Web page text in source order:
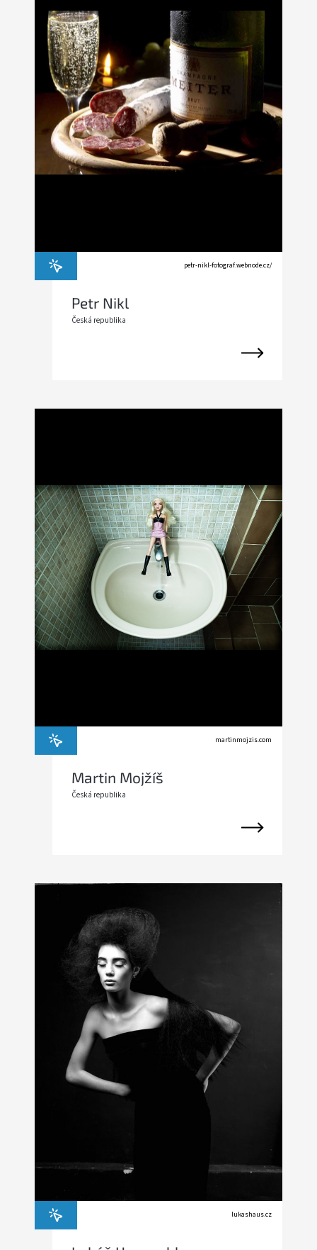
petr-nikl-fotograf.webnode.cz/
Petr Nikl
Česká republika
martinmojzis.com
Martin Mojžíš
Česká republika
lukashaus.cz